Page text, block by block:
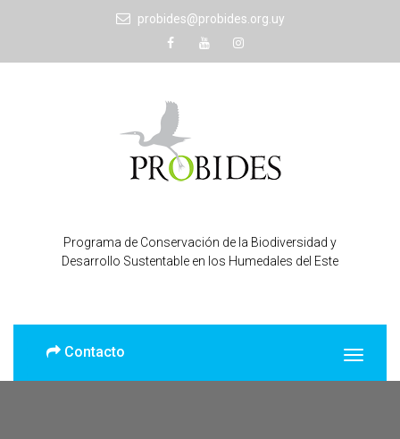
probides@probides.org.uy
Programa de Conservación de la Biodiversidad y
Desarrollo Sustentable en los Humedales del Este
Contacto